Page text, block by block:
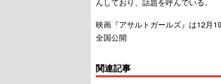
んしており、話題を呼んでいる。
映画『アサルトガールズ』は12月
全国公開
関連記事